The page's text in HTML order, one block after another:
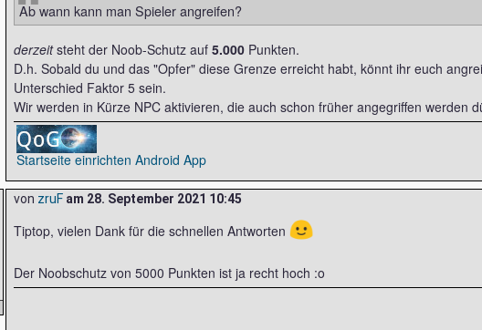
Ab wann kann man Spieler angreifen?
derzeitsteht der Noob-Schutz auf 5.000Punkten.
D.h. Sobald du und das "Opfer" diese Grenze erreicht habt, könnt ihr euch
Unterschied Faktor 5 sein.
Wir werden in Kürze NPC aktivieren, die auch schon früher angegriffen werden
Startseite einrichten Android App
von zruFam 28. September 2021 10:45
Tiptop, vielen Dank für die schnellen Antworten 🙂
Der Noobschutz von 5000 Punkten ist ja recht hoch :o